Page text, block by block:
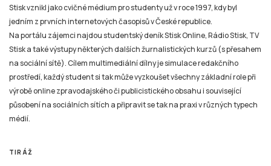
Na portálu zájemci najdou studentský deník Stisk Online, Rádio Stisk, TV
Stisk a také výstupy některých dalších žurnalistických kurzů (s přesahem
na sociální sítě). Cílem multimediální dílny je simulace redakčního
prostředí, každý student si tak může vyzkoušet všechny základní role při
výrobě online zpravodajského či publicistického obsahu i související
působení na sociálních sítích a připravit se tak na praxi v různých typech
médií.
TIRÁŽ
Tiskové zprávy a náměty pro tvorbu žurnalistických materiálů pro Online